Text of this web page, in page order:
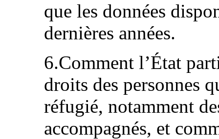
que les données
dernières années.
6.Comment l’État
droits des personnes
réfugié, notamment
accompagnés, et